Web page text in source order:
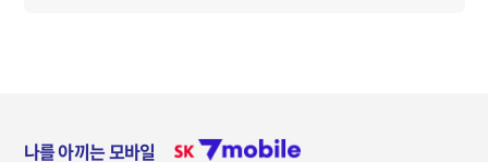
나를 아끼는 모바일